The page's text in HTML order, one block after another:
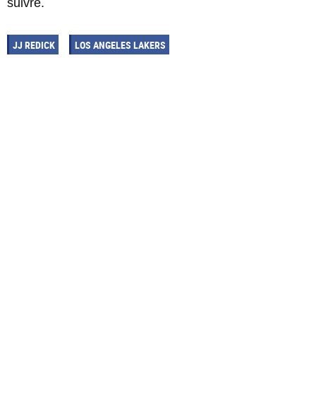
suivre.
JJ REDICK LOS ANGELES LAKERS